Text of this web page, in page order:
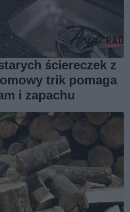
ściereczek z
trik pomaga
i zapachu